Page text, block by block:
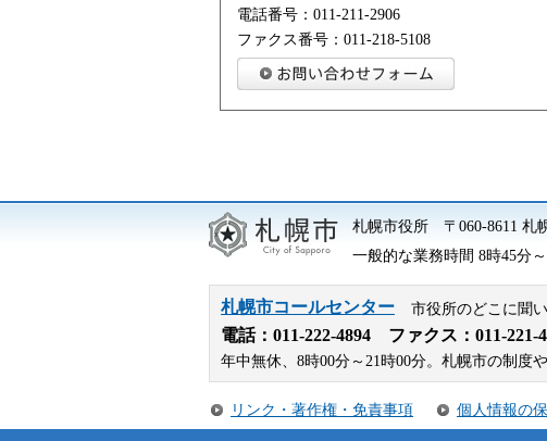
電話番号：011-211-2906
ファクス番号：011-218-5108
札幌市役所 〒060-8611
一般的な業務時間 8時45分
札幌市コールセンター 市役所のどこに聞
電話： 011-222-4894 ファクス：011-221-
年中無休、8時00分～21時00分。札幌市の制度
リンク・著作権・免責事項 個人情報の